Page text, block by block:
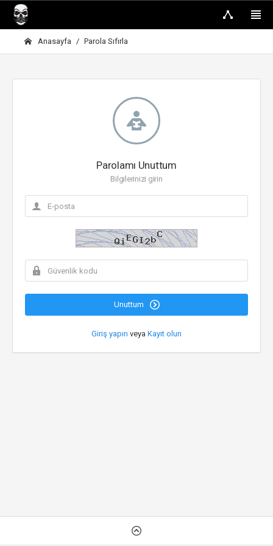
Anasayfa Parola Sıfırla
Parolamı Unuttum
Bilgilerinizi girin
Unuttum
Giriş yapın veya Kayıt olun